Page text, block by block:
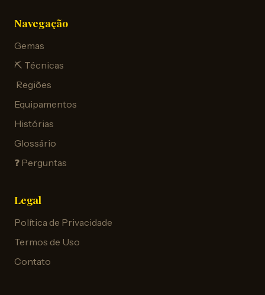
Navegação
Gemas
⛏️ Técnicas
️ Regiões
Equipamentos
Histórias
Glossário
❓ Perguntas
Legal
Política de Privacidade
Termos de Uso
Contato